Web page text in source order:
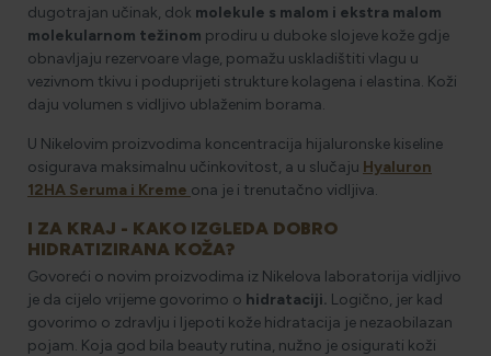
dugotrajan učinak, dok molekule s malom i ekstra malom
molekularnom težinom prodiru u duboke slojeve kože gdje
obnavljaju rezervoare vlage, pomažu uskladištiti vlagu u
vezivnom tkivu i poduprijeti strukture kolagena i elastina. Koži
daju volumen s vidljivo ublaženim borama.
U Nikelovim proizvodima koncentracija hijaluronske kiseline
osigurava maksimalnu učinkovitost, a u slučaju Hyaluron
12HA Seruma i Kreme ona je i trenutačno vidljiva.
I ZA KRAJ - KAKO IZGLEDA DOBRO
HIDRATIZIRANA KOŽA?
Govoreći o novim proizvodima iz Nikelova laboratorija vidljivo
je da cijelo vrijeme govorimo o hidrataciji. Logično, jer kad
govorimo o zdravlju i ljepoti kože hidratacija je nezaobilazan
pojam. Koja god bila beauty rutina, nužno je osigurati koži